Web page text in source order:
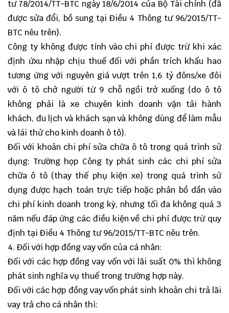
tư 78/2014/TT-BTC ngày 18/6/2014 của Bộ Tài chính (đã
được sửa đổi, bồ sung tại Điều 4 Thông tư 96/2015/TT-
BTC nêu trên).
Công ty không được tính vào chi phí được trừ khi xác
định ứxu nhập chịu thuế đối với phần trích khấu hao
tương ứng với nguyên giá vượt trên 1,6 tỷ đôns/xe đôi
với ô tô chở người từ 9 chỗ ngồi trở xuống (do ô tô
không phải là xe chuyên kinh doanh vận tải hành
khách, đu lịch và khách sạn và không dùng để làm mẫu
và lái thử cho kinh doanh ô tô).
Đối với khoản chi phí sửa chữa ô tô trong quá trình sử
dụng: Trường họp Công ty phát sinh các chi phí sửa
chữa ô tô (thay thế phụ kiện xe) trong quá trình sử
dụng được hạch toán trực tiếp hoặc phân bồ dần vào
chi phí kinh doanh trong kỳ, nhưng tối đa không quá 3
năm nếu đáp ứng các điều kiện về chi phí được trừ quy
định tại Điều 4 Thông tư 96/2015/TT-BTC nêu trên.
4. Đối với hợp đồng vay vốn của cá nhân:
Đối với các hợp đồng vay vốn với lãi suất 0% thì không
phát sinh nghĩa vụ thuế trong trường hợp này.
Đối với các hợp đồng vay vốn phát sinh khoản chi trả lãi
vay trả cho cá nhân thì: